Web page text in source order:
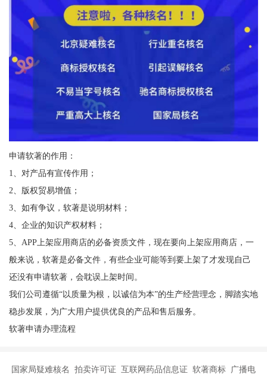
申请软著的作用：
1、对产品有宣传作用；
2、版权贸易增值；
3、如有争议，软著是说明材料；
4、企业的知识产权材料；
5、APP上架应用商店的必备资质文件，现在要向上架应用商店，一
般来说，软著是必备文件，有些企业可能等到要上架了才发现自己
还没有申请软著，会耽误上架时间。
我们公司遵循“以质量为根，以诚信为本”的生产经营理念，脚踏实地
稳步发展，为广大用户提供优良的产品和售后服务。
软著申请办理流程
国家局疑难核名 拍卖许可证 互联网药品信息证 软著商标 广播电